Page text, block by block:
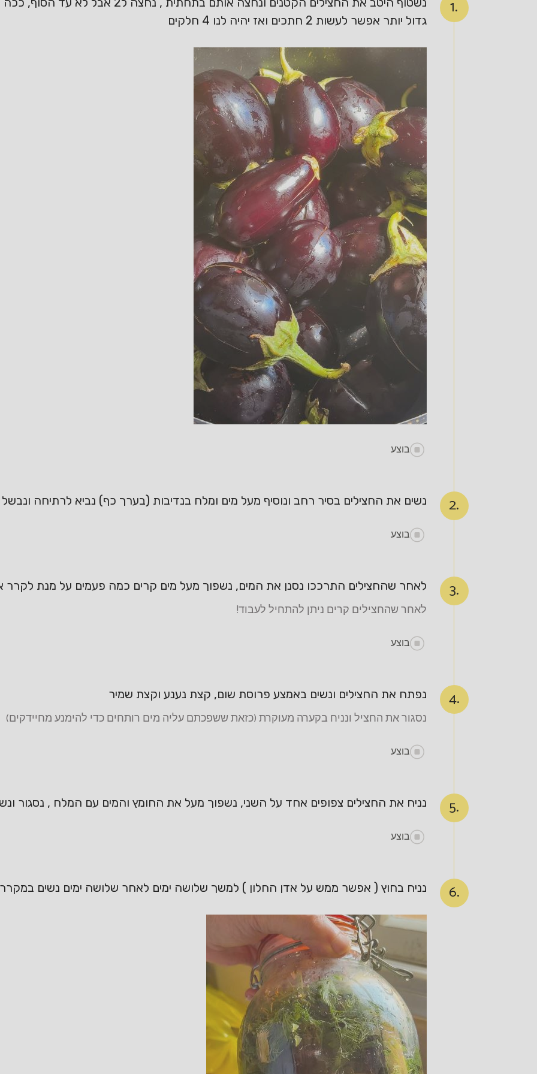
1.
גדול יותר אפשר לעשות 2 חתכים ואז יהיה לנו 4 חלקים
בוצע
2. נשים את החצילים בסיר רחב ונוסיף מעל מים ומלח בנדיבות (בערך כף) נביא לרתיחה ונבשל כ10
בוצע
3. לאחר שהחצילים התרככו נסנן את המים, נשפוך מעל מים קרים כמה פעמים על מנת לקרר
לאחר שהחצילים קרים ניתן להתחיל לעבוד!
בוצע
4. נפתח את החצילים ונשים באמצע פרוסת שום, קצת נענע וקצת שמיר
נסגור את החציל ונניח בקערה מעוקרת (כזאת ששפכתם עליה מים רותחים כדי להימנע מחיידקים)
בוצע
5. נניח את החצילים צפופים אחד על השני, נשפוך מעל את החומץ והמים עם המלח , נסגור
בוצע
6. נניח בחוץ ( אפשר ממש על אדן החלון ) למשך שלושה ימים לאחר שלושה ימים נשים